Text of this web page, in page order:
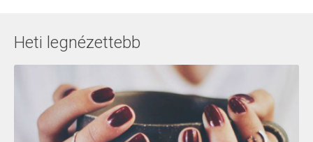
Heti legnézettebb